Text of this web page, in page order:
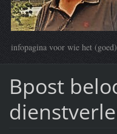
infopagina voor wie het
Bpost